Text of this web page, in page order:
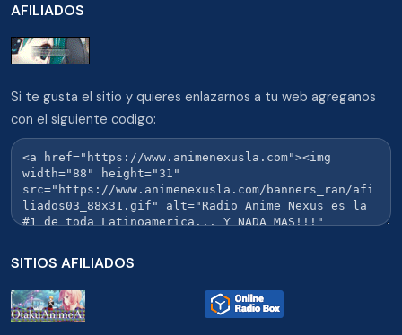
AFILIADOS
Si te gusta el sitio y quieres enlazarnos a tu web agreganos
con el siguiente codigo:
SITIOS AFILIADOS